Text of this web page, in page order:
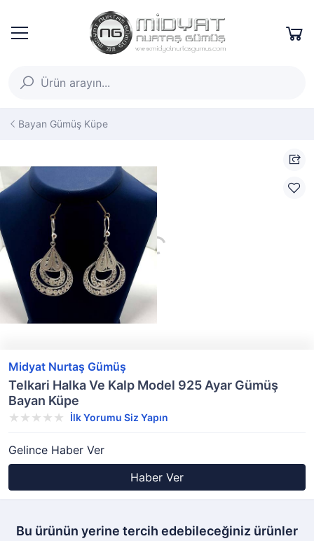
Bayan Gümüş Küpe
Midyat Nurtaş Gümüş
Telkari Halka Ve Kalp Model 925 Ayar Gümüş
Bayan Küpe
İlk Yorumu Siz Yapın
Gelince Haber Ver
Haber Ver
Bu ürünün yerine tercih edebileceğiniz ürünler